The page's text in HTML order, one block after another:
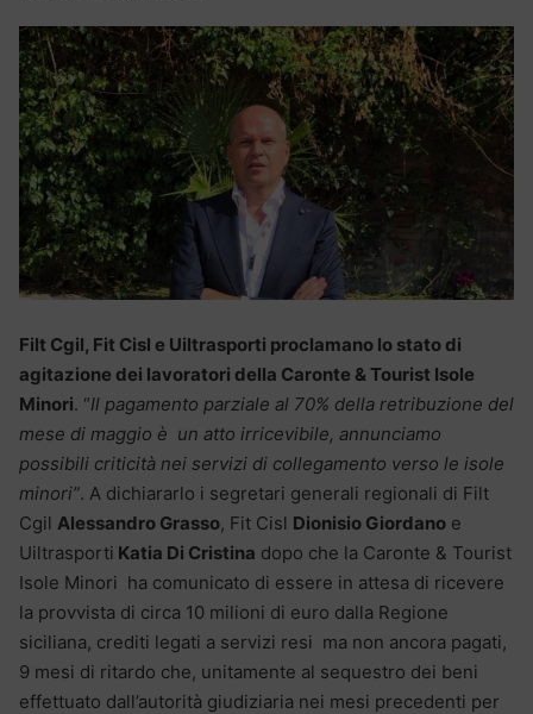
Filt Cgil, Fit Cisl e Uiltrasporti proclamano lo stato di
agitazione dei lavoratori della Caronte & Tourist Isole
Minori. “Il pagamento parziale al 70% della retribuzione del
mese di maggio è un atto irricevibile, annunciamo
possibili criticità nei servizi di collegamento verso le isole
minori”. A dichiararlo i segretari generali regionali di Filt
Cgil Alessandro Grasso, Fit Cisl Dionisio Giordano e
Uiltrasporti Katia Di Cristina dopo che la Caronte & Tourist
Isole Minori ha comunicato di essere in attesa di ricevere
la provvista di circa 10 milioni di euro dalla Regione
siciliana, crediti legati a servizi resi ma non ancora pagati,
9 mesi di ritardo che, unitamente al sequestro dei beni
effettuato dall’autorità giudiziaria nei mesi precedenti per